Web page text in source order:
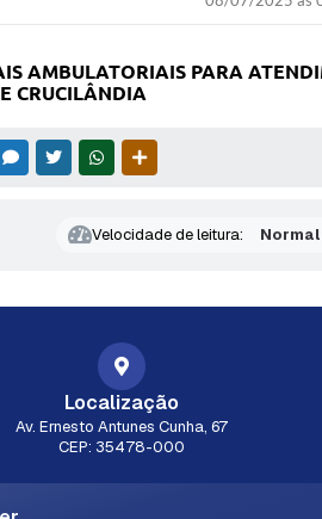
AMBULATORIAIS PARA
CRUCILÂNDIA
MESSENGER
TWITTERWHATSAPP
Velocidade de leitura:
Localização
Av. Ernesto Antunes Cunha, 67
CEP: 35478-000